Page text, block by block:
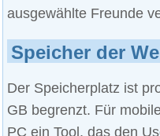
ausgewählte Freunde
Speicher der
Der Speicherplatz ist
GB begrenzt. Für
PC ein Tool, das den